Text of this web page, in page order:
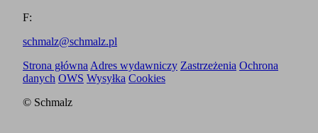
F:
schmalz@schmalz.pl
Strona główna Adres wydawniczy Zastrzeżenia Ochrona
danych OWS Wysyłka Cookies
© Schmalz